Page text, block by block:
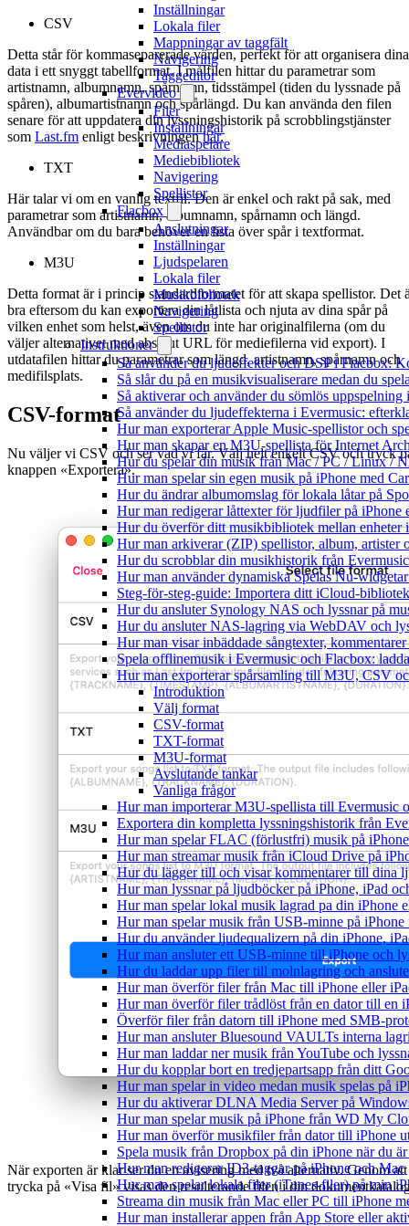
Inställningar
Lokala filer
Mappningar av taggfält
Navigering
Taggeditor
Evervideo
Filer
Inställningar
Mediaspelare
Mediebibliotek
Navigering
Spellistor
Flacbox
Anslutningar
Inställningar
Ljudspelaren
Lokala filer
Musikbibliotek
Navigering
Spellistor
Instruktioner
Så använder du ljudeffekter och DSP i Flacbox:
Så slår du på en musikvisualiserare medan du
Så aktiverar och använder du sömlös uppspelning
Så använder du ljudeffekterna i Evermusic:
Hur man exporterar Apple Music-spellistor och
Hur man skapar en M3U-spellista för Internet
Hur du spelar din musik från Mac / PC / Linux /
Hur man spelar sin egen musik på iPhone med
Hur du ändrar albumomslag för lokala låtar på
Hur man redigerar låttexter för ljudfiler på iPhone
Hur du överför ditt musikbibliotek mellan enheter
Hur man arkiverar (ZIP) spellistor, album, artister
Hur du scrobblar din musikhistorik från
Hur man använder dynamiska Spelas Nu-
Steg-för-steg-guide: Importera ditt iCloud-
Hur du ansluter Synology NAS och lyssnar på
Hur du ansluter NAS-lagring via WebDAV och
Hur man visar inbäddade sångtexter,
Spela offlinemusik i Evermusic och Flacbox:
Hur man exporterar spårsamling till M3U, CSV
Introduktion
Välj format
CSV-format
TXT-format
M3U-format
Avslutande tankar
Vanliga frågor
Hur man importerar M3U-spellista till Evermusic
Exportera din kompletta lyssningshistorik från
Hur man spelar FLAC (förlustfri) musik på iPhone
Hur man streamar musik från iCloud Drive på
Hur du lägger till och visar kommentarer till dina
Hur man lyssnar på ljudböcker på iPhone, iPad
Hur man spelar lokal musik lagrad pa din iPhone
Hur man spelar musik från USB-minne på
Hur du använder ljudequalizern på din iPhone,
Hur man ansluter ett USB-minne till iPhone och
Hur du laddar upp filer till molnlagring och
Hur man överför filer från Mac till iPhone eller
Hur man överför filer trådlöst från en dator till en
Överför filer från datorn till iPhone med SMB-
Hur man ansluter Bluesound VAULTs interna
Hur man laddar ner musik från YouTube och
Hur du kopplar bort en tredjepartsapp från ditt
Hur man spelar in video medan musik spelas på
Hur du aktiverar DLNA Media Server på
Hur man spelar musik på iPhone från WD My
Hur man överför musikfiler från dator till iPhone
Spela musik från Dropbox på din iPhone när du
Hur man redigerar ID3-taggar på iPhone och Mac
Hur man spelar lokala filer (iTunes-filer) på min
Streama din musik från Mac eller PC till iPhone
Hur man installerar appen från App Store eller
CSV
Detta står för kommaseparerade värden, perfekt för att organisera dina
data i ett snyggt tabellformat. I målfilen hittar du parametrar som
artistnamn, albumnamn, spårnamn, tidsstämpel (tiden du lyssnade på
spåren), albumartistnamn och spårlängd. Du kan använda den filen
senare för att uppdatera din lyssningshistorik på scrobblingstjänster
som Last.fm enligt beskrivningenhär.
TXT
Här talar vi om en vanlig textfil. Den är enkel och rakt på sak, med
parametrar som artistnamn, albumnamn, spårnamn och längd.
Användbar om du bara behöver en lista över spår i textformat.
M3U
Detta format är i princip standardformatet för att skapa spellistor. Det
bra eftersom du kan exportera din låtlista och njuta av dina spår på
vilken enhet som helst, även om du inte har originalfilerna (om du
väljer alternativet med absolut URL för mediefilerna vid export). I
utdatafilen hittar du parametrar som längd, artistnamn, spårnamn och
medifilsplats.
CSV-format
Nu väljer vi CSV och ser vad vi får. Välj helt enkelt CSV och tryck
knappen «Exportera».
När exporten är klar ser du en avisering med två alternativ. Genom att
trycka på «Visa fil» visas den resulterande filen i din